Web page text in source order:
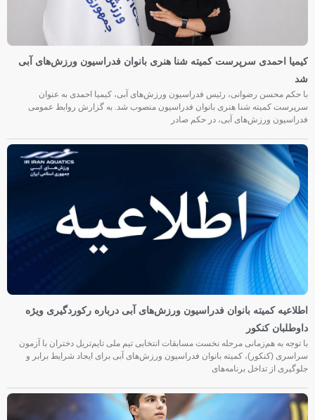
کیمیا احمدی سرپرست کمیته شنا هنری بانوان فدراسیون ورزش‌های آبی
شد
با حکم محسن رضوانی، رئیس فدراسیون ورزش‌های آبی، کیمیا احمدی به عنوان
سرپرست کمیته شنا هنری بانوان فدراسیون منصوب شد. به گزارش روابط عمومی
فدراسیون ورزش‌های آبی، در حکم صادر
اطلاعیه کمیته بانوان فدراسیون ورزش‌های آبی درباره رکوردگیری ویژه
داوطلبان کنکور
با توجه به هم‌زمانی مرحله نخست مسابقات انتخابی تیم ملی تایم‌تریل دختران با آزمون
سراسری (کنکور)، کمیته بانوان فدراسیون ورزش‌های آبی برای ایجاد شرایط برابر و
جلوگیری از تداخل برنامه‌های